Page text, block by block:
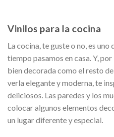
Vinilos para la cocina
La cocina, te guste o no, es uno
tiempo pasamos en casa. Y,
bien decorada como el resto
verla elegante y moderna, te
deliciosos. Las paredes y los
colocar algunos elementos
un lugar diferente y especial.